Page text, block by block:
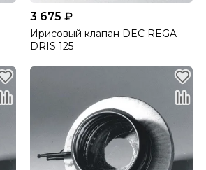
3 675 ₽
Ирисовый клапан DEC REGA
DRIS 125